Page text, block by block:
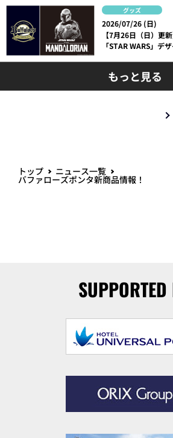
グッズ
2026/07/26 (日)
【7月26日（日）更
「STAR WARS」デ
もっと見る
トップ ニュース一覧
バファローズポンタ新商品情報！